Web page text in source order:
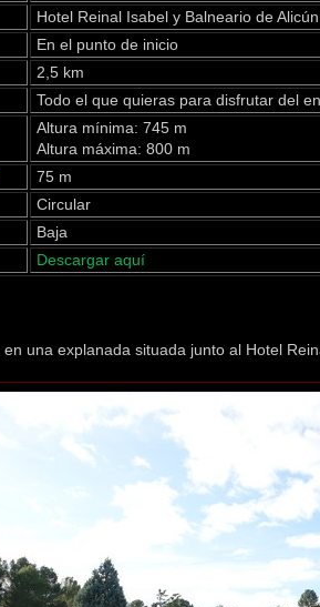
Hotel Reinal Isabel y Balneario de
En el punto de inicio
2,5 km
Todo el que quieras para disfrutar del
Altura mínima: 745 m
Altura máxima: 800 m
75 m
Circular
Baja
Descargar aquí
una explanada situada junto al Hotel